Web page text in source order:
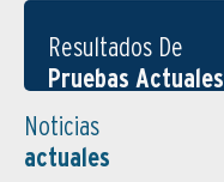
Resultados De
Pruebas Actuales
Noticias
actuales